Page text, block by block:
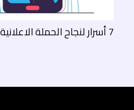
7 أسرار لنجاح الحملة الاعلانية